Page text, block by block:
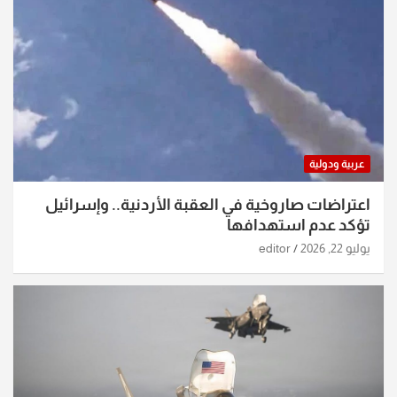
عربية ودولية
اعتراضات صاروخية في العقبة الأردنية.. وإسرائيل
تؤكد عدم استهدافها
يوليو 22, 2026 editor